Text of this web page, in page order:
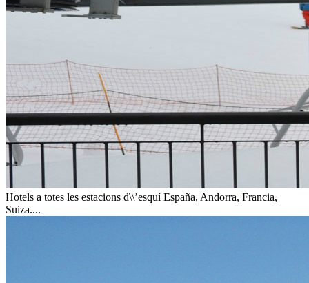
Hotels a totes les estacions d\\’esquí España, Andorra, Francia,
Suiza....